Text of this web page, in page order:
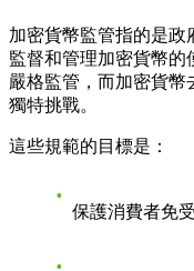
加密貨幣監管指的是
監督和管理加密貨幣的
嚴格監管，而加密貨幣
獨特挑戰。
這些規範的目標是：
保護消費者免